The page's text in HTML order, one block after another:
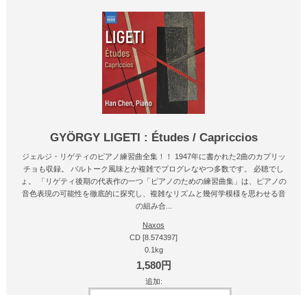
GYÖRGY LIGETI : Études / Capriccios
ジェルジ・リゲティのピアノ練習曲全集！！ 1947年に書かれた2曲のカプリッ
チョも収録。 バルトーク風味とか複雑でプログレなやつ多数です。 必聴でし
ょ。 「リゲティ後期の代表作の一つ「ピアノのための練習曲集」は、ピアノの
音色表現の可能性を徹底的に探究し、複雑なリズムと幾何学模様を思わせる音
の組み合...
Naxos
CD [8.574397]
0.1kg
1,580円
追加: